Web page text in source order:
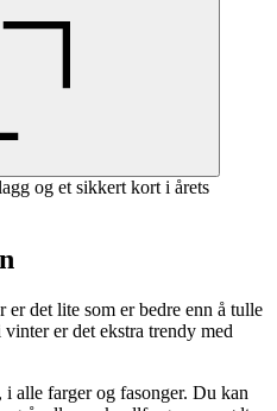
og et sikkert kort i årets
det lite som er bedre enn å tulle
er det ekstra trendy med
alle farger og fasonger. Du kan